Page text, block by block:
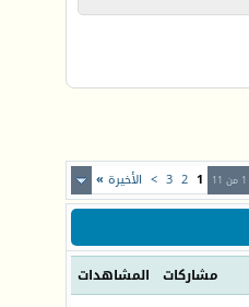
1
2
3
> الأخيرة »
مشاركات المشاهدات